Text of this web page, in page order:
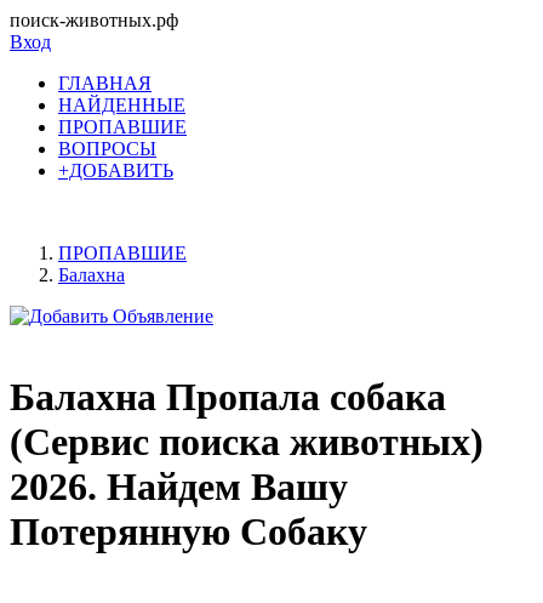
поиск-животных.рф
Вход
ГЛАВНАЯ
НАЙДЕННЫЕ
ПРОПАВШИЕ
ВОПРОСЫ
+ДОБАВИТЬ
ПРОПАВШИЕ
Балахна
Балахна Пропала собака
(Сервис поиска животных)
2026. Найдем Вашу
Потерянную Собаку